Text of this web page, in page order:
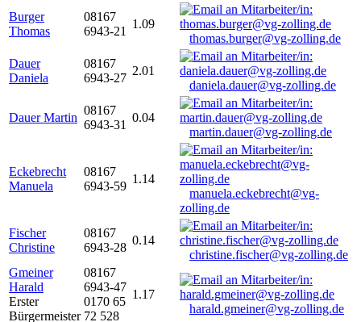
Burger
Thomas
08167
6943-21
1.09
thomas.burger@vg-zolling.de
Dauer
Daniela
08167
6943-27
2.01
daniela.dauer@vg-zolling.de
Dauer Martin
08167
6943-31
0.04
martin.dauer@vg-zolling.de
Eckebrecht
Manuela
08167
6943-59
1.14
manuela.eckebrecht@vg-
zolling.de
Fischer
Christine
08167
6943-28
0.14
christine.fischer@vg-zolling.de
Gmeiner
Harald
Erster
Bürgermeister
08167
6943-47
0170 65
72 528
1.17
harald.gmeiner@vg-zolling.de